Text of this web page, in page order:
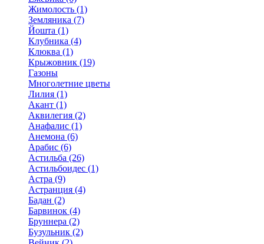
Жимолость (1)
Земляника (7)
Йошта (1)
Клубника (4)
Клюква (1)
Крыжовник (19)
Газоны
Многолетние цветы
Лилия (1)
Акант (1)
Аквилегия (2)
Анафалис (1)
Анемона (6)
Арабис (6)
Астильба (26)
Астильбоидес (1)
Астра (9)
Астранция (4)
Бадан (2)
Барвинок (4)
Бруннера (2)
Бузульник (2)